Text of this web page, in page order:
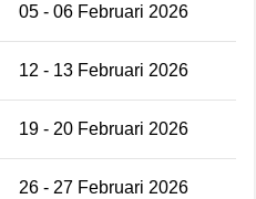
05 - 06 Februari 2026
12 - 13 Februari 2026
19 - 20 Februari 2026
26 - 27 Februari 2026